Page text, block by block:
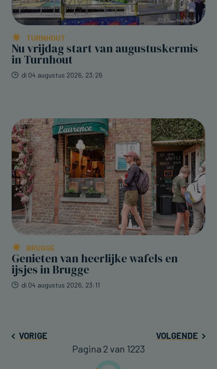
TURNHOUT
Nu vrijdag start van augustuskermis
in Turnhout
di 04 augustus 2026, 23:26
BRUGGE
Genieten van heerlijke wafels en
ijsjes in Brugge
di 04 augustus 2026, 23:11
VORIGE VOLGENDE
Pagina 2 van 1223